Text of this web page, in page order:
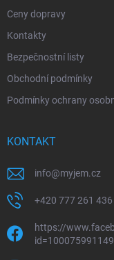
Ceny dopravy
Kontakty
Bezpečnostní listy
Obchodní podmínky
Podmínky ochrany
KONTAKT
info@myjem.cz
+420 777 261 436
https://